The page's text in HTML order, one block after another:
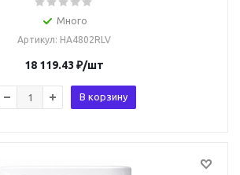
Много
Артикул: HA4802RLV
18 119.43 ₽/шт
В корзину